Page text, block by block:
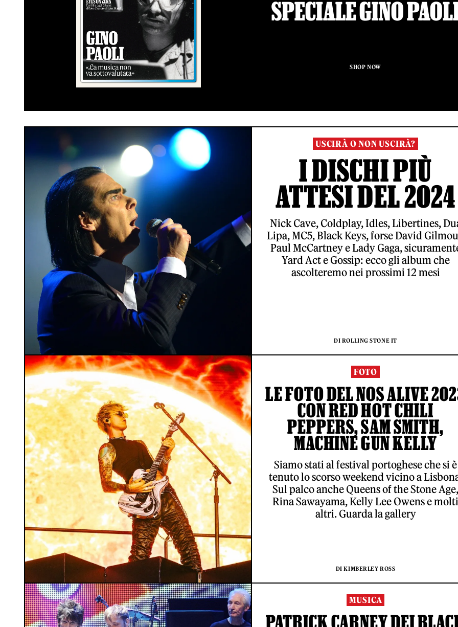
SPECIALE GINO
SHOP NOW
USCIRÀ O NON USCIRÀ?
I DISCHI PIÙ
ATTESI DEL 2024
Nick Cave, Coldplay, Idles, Libertines,
Lipa, MC5, Black Keys, forse David
Paul McCartney e Lady Gaga,
Yard Act e Gossip: ecco gli album che
ascolteremo nei prossimi 12 mesi
DI ROLLING STONE IT
FOTO
LE FOTO DEL NOS ALIVE
CON RED HOT CHILI
PEPPERS, SAM SMITH,
MACHINE GUN KELLY
Siamo stati al festival portoghese che si è
tenuto lo scorso weekend vicino a
Sul palco anche Queens of the Stone Age,
Rina Sawayama, Kelly Lee Owens e molti
altri. Guarda la gallery
DI KIMBERLEY ROSS
MUSICA
PATRICK CARNEY DEI